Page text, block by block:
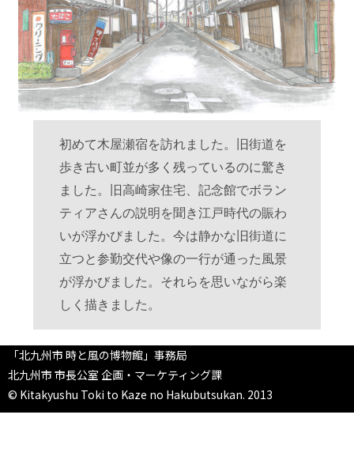
初めて木屋瀬宿を訪れました。旧街道を
歩き古い町並が多く残っているのに驚き
ました。旧高崎家住宅、記念館でボラン
ティアさんの説明を聞き江戸時代の賑わ
いが浮かびました。今は静かな旧街道に
立つと参勤交代や像の一行が通った風景
が浮かびました。それらを思いながら楽
しく描きました。
「北九州市 時と風の博物館」事務局
北九州市 市長公室 企画・マーケティング課
© Kitakyushu Toki to Kaze no Hakubutsukan. 2013